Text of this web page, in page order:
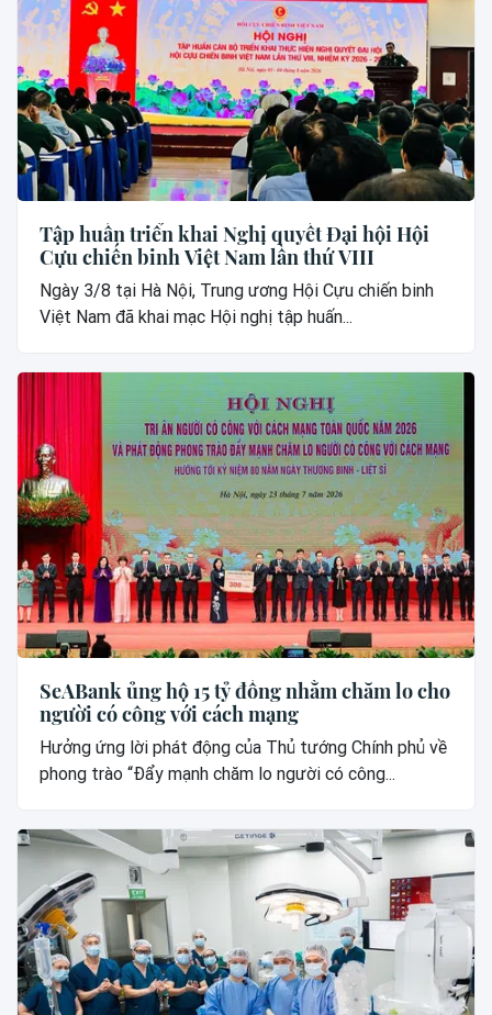
Tập huấn triển khai Nghị quyết Đại hội Hội
Cựu chiến binh Việt Nam lần thứ VIII
Ngày 3/8 tại Hà Nội, Trung ương Hội Cựu chiến binh
Việt Nam đã khai mạc Hội nghị tập huấn...
SeABank ủng hộ 15 tỷ đồng nhằm chăm lo cho
người có công với cách mạng
Hưởng ứng lời phát động của Thủ tướng Chính phủ về
phong trào “Đẩy mạnh chăm lo người có công...